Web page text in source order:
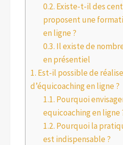
0.2. Existe-t-il des
proposent une
en ligne ?
0.3. Il existe de
en présentiel
1. Est-il possible de
d’équicoaching en ligne ?
1.1. Pourquoi
equicoaching en ligne
1.2. Pourquoi la
est indispensable ?